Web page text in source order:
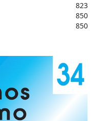
823
850
850